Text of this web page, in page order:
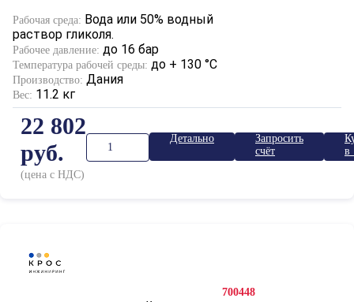
Рабочая среда: Вода или 50% водный
раствор гликоля.
Рабочее давление: до 16 бар
Температура рабочей среды: до + 130 °С
Производство: Дания
Вес: 11.2 кг
22 802
руб.
(цена с НДС)
Детально
Запросить
счёт
в
700448